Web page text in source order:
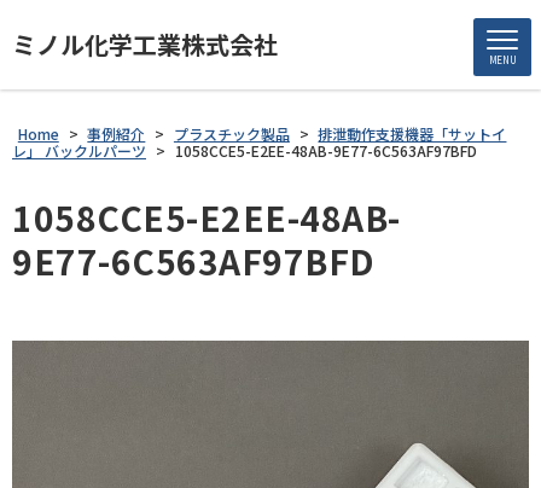
ミノル化学工業株式会社 MENU
Home > 事例紹介 > プラスチック製品 > 排泄動作支援機器「サットイ
レ」 バックルパーツ > 1058CCE5-E2EE-48AB-9E77-6C563AF97BFD
1058CCE5-E2EE-48AB-
9E77-6C563AF97BFD